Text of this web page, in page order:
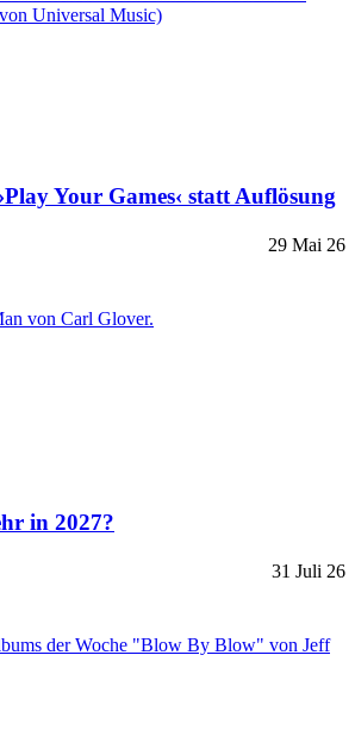
Your Games‹ statt Auflösung
29 Mai 26
in 2027?
31 Juli 26